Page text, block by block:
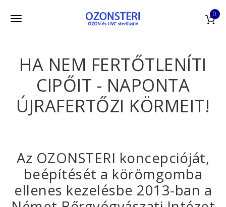
Toggle navigation
0
HA NEM FERTŐTLENÍTI
CIPŐIT - NAPONTA
ÚJRAFERTŐZI KÖRMEIT!
Az OZONSTERI koncepcióját,
beépítését a körömgomba
ellenes kezelésbe 2013-ban a